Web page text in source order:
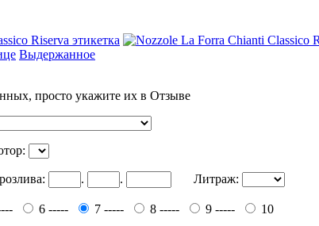
Выдержанное
просто укажите их в Отзыве
. . Литраж:
6 ----- 7 ----- 8 ----- 9 -----
10